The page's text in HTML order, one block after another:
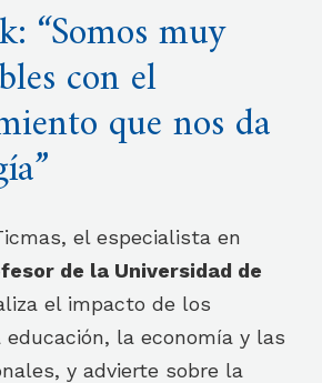
“Somos muy
con el
que nos da
el especialista en
de la Universidad de
el impacto de los
la economía y las
y advierte sobre la